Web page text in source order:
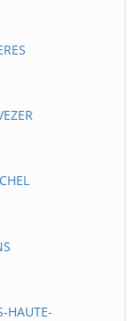
HAUTE-